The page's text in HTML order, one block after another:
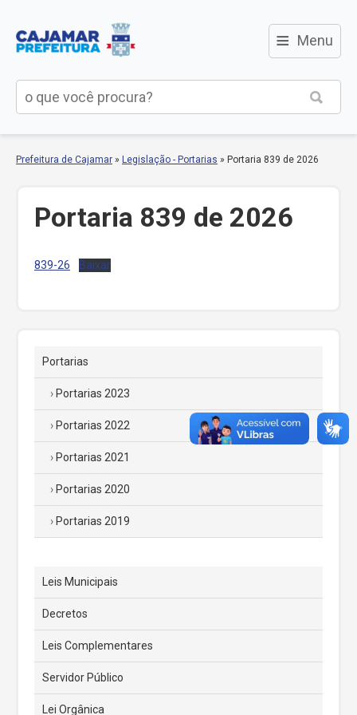
≡ Menu
Prefeitura de Cajamar » Legislação - Portarias » Portaria 839 de 2026
Portaria 839 de 2026
839-26 Baixar
Portarias
Portarias 2023
Portarias 2022
Portarias 2021
Portarias 2020
Portarias 2019
Leis Municipais
Decretos
Leis Complementares
Servidor Público
Lei Orgânica